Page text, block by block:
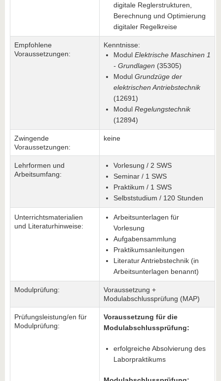
digitale Reglerstrukturen,
Berechnung und Optimierung
digitaler Regelkreise
Empfohlene
Voraussetzungen:
Kenntnisse:
Modul Elektrische Maschinen 1
- Grundlagen (35305)
Modul Grundzüge der
elektrischen Antriebstechnik
(12691)
Modul Regelungstechnik
(12894)
Zwingende
Voraussetzungen:
keine
Lehrformen und
Arbeitsumfang:
Vorlesung / 2 SWS
Seminar / 1 SWS
Praktikum / 1 SWS
Selbststudium / 120 Stunden
Unterrichtsmaterialien
und Literaturhinweise:
Arbeitsunterlagen für
Vorlesung
Aufgabensammlung
Praktikumsanleitungen
Literatur Antriebstechnik (in
Arbeitsunterlagen benannt)
Modulprüfung:
Voraussetzung +
Modulabschlussprüfung (MAP)
Prüfungsleistung/en für
Modulprüfung:
Voraussetzung für die
Modulabschlussprüfung:
erfolgreiche Absolvierung des
Laborpraktikums